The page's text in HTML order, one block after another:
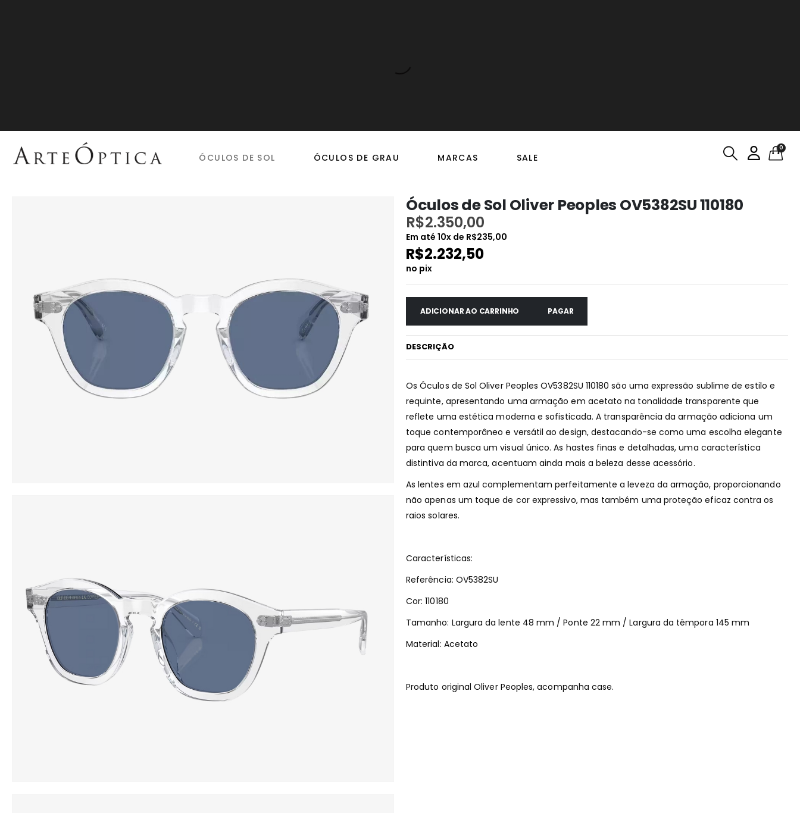
ÓCULOS DE SOL ÓCULOS DE GRAU MARCAS SALE
0
Óculos de Sol Oliver Peoples OV5382SU 110180
R$2.350,00
Em até 10x de R$235,00
R$2.232,50
no pix
ADICIONAR AO CARRINHO PAGAR
DESCRIÇÃO
Os Óculos de Sol Oliver Peoples OV5382SU 110180 são uma expressão sublime de estilo e
requinte, apresentando uma armação em acetato na tonalidade transparente que
reflete uma estética moderna e sofisticada. A transparência da armação adiciona um
toque contemporâneo e versátil ao design, destacando-se como uma escolha elegante
para quem busca um visual único. As hastes finas e detalhadas, uma característica
distintiva da marca, acentuam ainda mais a beleza desse acessório.
As lentes em azul complementam perfeitamente a leveza da armação, proporcionando
não apenas um toque de cor expressivo, mas também uma proteção eficaz contra os
raios solares.
Características:
Referência: OV5382SU
Cor: 110180
Tamanho: Largura da lente 48 mm / Ponte 22 mm / Largura da têmpora 145 mm
Material: Acetato
Produto original Oliver Peoples, acompanha case.